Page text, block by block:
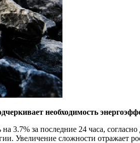
необходимость
3.7% за последние 24 часа,
Увеличение сложности отражает